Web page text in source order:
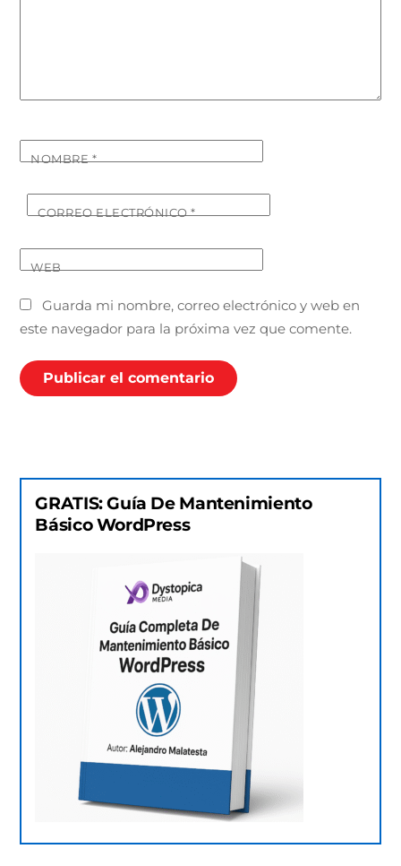
NOMBRE*
CORREO ELECTRÓNICO*
WEB
Guarda mi nombre, correo electrónico y web en
este navegador para la próxima vez que comente.
GRATIS: Guía De Mantenimiento
Básico WordPress